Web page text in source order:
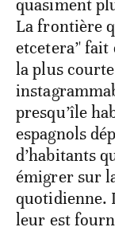
quasiment
La frontière
etcetera’' fait
la plus
presqu’île
espagnols
d’habitants
émigrer sur
quotidienne.
leur est